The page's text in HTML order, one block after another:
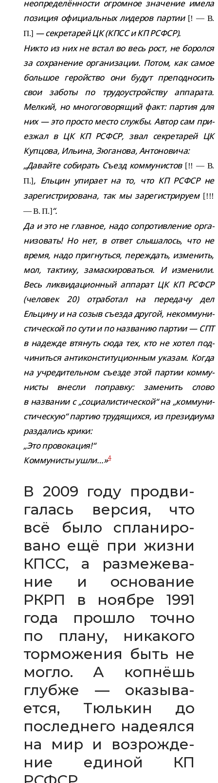
неопре­де­лён­но­сти огром­ное зна­че­ние имела
пози­ция офи­ци­аль­ных лиде­ров пар­тии [! — В.
П.] — сек­ре­та­рей ЦК (КПСС и КП РСФСР).
Никто из них не встал во весь рост, не боролся
за сохра­не­ние орга­ни­за­ции. Потом, как самое
боль­шое герой­ство они будут пре­под­но­сить
свои заботы по тру­до­устрой­ству аппа­рата.
Мелкий, но мно­го­го­во­ря­щий факт: пар­тия для
них — это про­сто место службы. Автор сам при­
ез­жал в ЦК КП РСФСР, звал сек­ре­та­рей ЦК
Купцова, Ильина, Зюганова, Антоновича:
„Давайте соби­рать Съезд ком­му­ни­стов [!! — В.
П.], Ельцин упи­рает на то, что КП РСФСР не
заре­ги­стри­ро­вана, так мы заре­ги­стри­руем [!!!
— В. П.]“.
Да и это не глав­ное, надо сопро­тив­ле­ние орга­
ни­зо­вать! Но нет, в ответ слы­ша­лось, что не
время, надо при­гнуться, пере­ждать, изме­нить,
мол, так­тику, замас­ки­ро­ваться. И изме­нили.
Весь лик­ви­да­ци­он­ный аппа­рат ЦК КП РСФСР
(чело­век 20) отра­бо­тал на пере­дачу дел
Ельцину и на созыв съезда дру­гой, неком­му­ни­
сти­че­ской по сути и по назва­нию пар­тии — СПТ
в надежде втя­нуть сюда тех, кто не хотел под­
чи­ниться анти­кон­сти­ту­ци­он­ным ука­зам. Когда
на учре­ди­тель­ном съезде этой пар­тии ком­му­
ни­сты внесли поправку: заме­нить слово
в назва­нии с „соци­а­ли­сти­че­ской“ на „ком­му­ни­
сти­че­скую“ пар­тию тру­дя­щихся, из пре­зи­ди­ума
раз­да­лись крики:
„Это про­во­ка­ция!“
Коммунисты ушли…»4
В 2009 году про­дви­
га­лась вер­сия, что
всё было спла­ни­ро­
вано ещё при жизни
КПСС, а раз­ме­же­ва­
ние и осно­ва­ние
РКРП в ноябре 1991
года про­шло точно
по плану, ника­кого
тор­мо­же­ния быть не
могло. А коп­нёшь
глубже — ока­зы­ва­
ется, Тюлькин до
послед­него наде­ялся
на мир и воз­рож­де­
ние еди­ной КП